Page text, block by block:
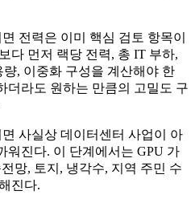
전력은 이미 핵심 검토 항목이
다 먼저 랙당 전력, 총 IT 부하,
, 이중화 구성을 계산해야 한
더라도 원하는 만큼의 고밀도 구
사실상 데이터센터 사업이 아
워진다. 이 단계에서는 GPU 가
망, 토지, 냉각수, 지역 주민 수
진다.